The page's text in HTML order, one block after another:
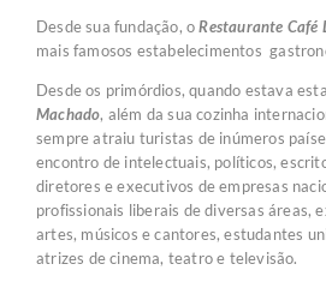
Desde sua fundação, oRestaurante Café
mais famosos estabelecimentos
Desde os primórdios, quando estava
Machado, além da sua cozinha
sempre atraiu turistas de inúmeros
encontro de intelectuais, políticos,
diretores e executivos de empresas
profissionais liberais de diversas áreas,
artes, músicos e cantores, estudantes
atrizes de cinema, teatro e televisão.